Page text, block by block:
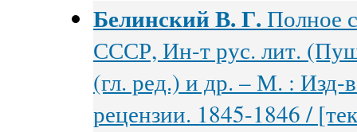
Белинский В. Г. Полное
СССР, Ин-т рус. лит.
(гл. ред.) и др. – М. :
рецензии. 1845-1846 /